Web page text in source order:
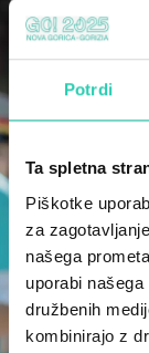
Potrdi
Ta spletna
Piškotke
za
našega
uporabi
družbenih
kombinirajo z